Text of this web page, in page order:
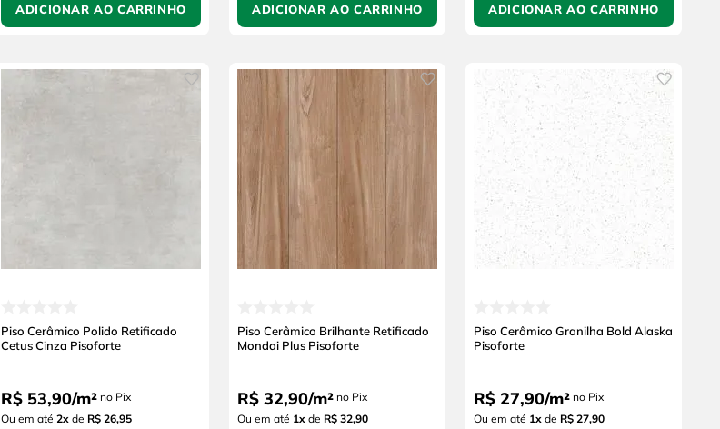
ADICIONAR AO CARRINHO ADICIONAR AO CARRINHO ADICIONAR AO CARRINHO
Piso Cerâmico Polido Retificado
Cetus Cinza Pisoforte
R$ 53,90/m² no Pix
Ou em até 2x de R$ 26,95
Piso Cerâmico Brilhante Retificado
Mondai Plus Pisoforte
R$ 32,90/m² no Pix
Ou em até 1x de R$ 32,90
Piso Cerâmico Granilha Bold Alaska
Pisoforte
R$ 27,90/m² no Pix
Ou em até 1x de R$ 27,90